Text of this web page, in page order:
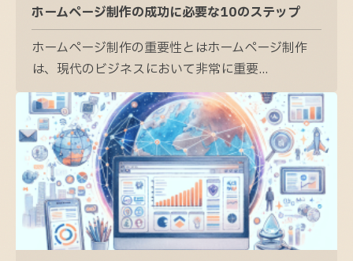
ホームページ制作の成功に必要な10のステップ
ホームページ制作の重要性とはホームページ制作
は、現代のビジネスにおいて非常に重要...